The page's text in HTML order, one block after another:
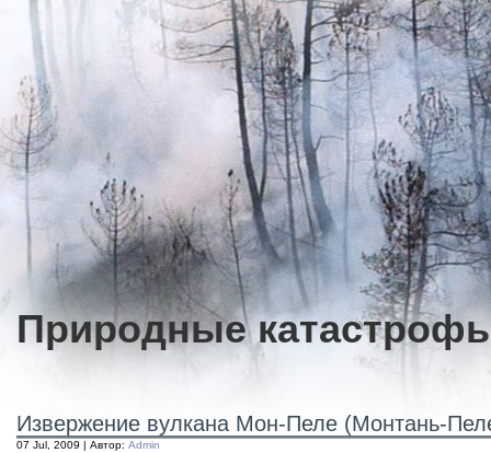
Природные
Извержение вулкана Мон-Пеле (Монтань-
07 Jul, 2009 | Автор: Admin